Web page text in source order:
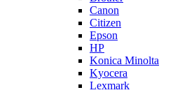
Canon
Citizen
Epson
HP
Konica Minolta
Kyocera
Lexmark